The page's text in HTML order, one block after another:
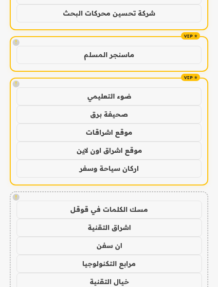
شركة تحسين محركات البحث
!
ماسنجر المسلم
!
ضوء التعليمي
صحيفة برق
موقع اشراقات
موقع اشراق اون لاين
اركان سياحة وسفر
!
مسك الكلمات في قوقل
اشراق التقنية
ان سفن
مرابع التكنولوجيا
خيال التقنية